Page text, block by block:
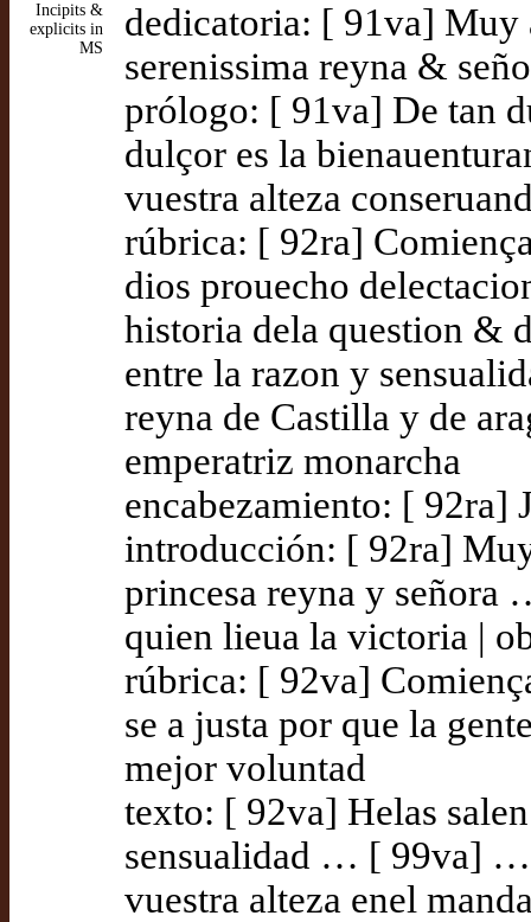
Incipits &
explicits in
MS
dedicatoria: [ 91va] Muy
serenissima reyna &
prólogo: [ 91va] De tan
dulçor es la
vuestra alteza
rúbrica: [ 92ra]
dios prouecho
historia dela question &
entre la razon y
reyna de Castilla y de
emperatriz monarcha
encabezamiento: [ 92ra]
introducción: [ 92ra]
princesa reyna y
quien lieua la victoria |
rúbrica: [ 92va]
se a justa por que la
mejor voluntad
texto: [ 92va] Helas
sensualidad … [ 99va] …
vuestra alteza enel